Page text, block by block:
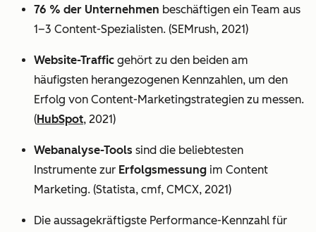
76 % der Unternehmen beschäftigen ein Team aus
1–3 Content-Spezialisten. (SEMrush, 2021)
Website-Traffic gehört zu den beiden am
häufigsten herangezogenen Kennzahlen, um den
Erfolg von Content-Marketingstrategien zu messen.
(HubSpot, 2021)
Webanalyse-Tools sind die beliebtesten
Instrumente zur Erfolgsmessung im Content
Marketing. (Statista, cmf, CMCX, 2021)
Die aussagekräftigste Performance-Kennzahl für